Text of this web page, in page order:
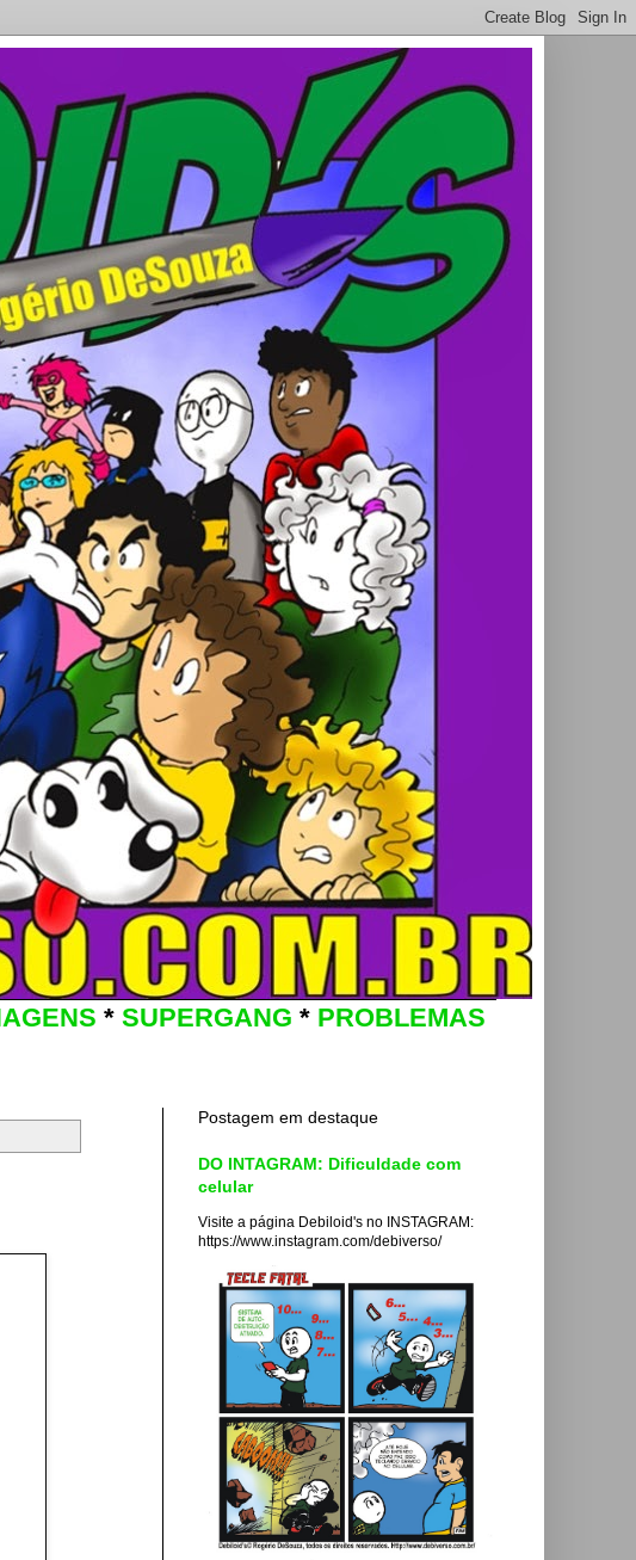
* SUPERGANG * PROBLEMAS
Postagem em destaque
DO INTAGRAM: Dificuldade com
celular
Visite a página Debiloid's no INSTAGRAM:
https://www.instagram.com/debiverso/